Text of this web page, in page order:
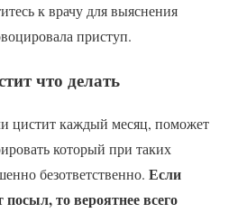
к врачу для выяснения
приступ.
что делать
цистит каждый месяц, поможет
который при таких
безответственно. Если
то вероятнее всего